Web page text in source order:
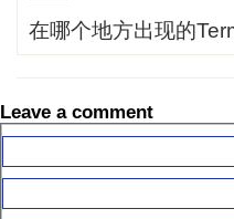
在哪个地方出现的
Leave a comment